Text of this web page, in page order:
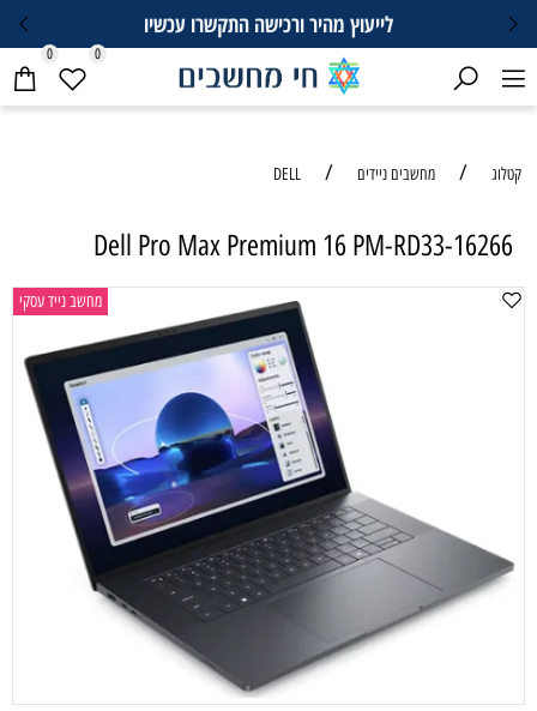
לייעוץ מהיר ורכישה התקשרו עכשיו
0 0
קטלוג / מחשבים ניידים /
DELL
Dell Pro Max Premium 16 PM-RD33-16266
מחשב נייד עסקי